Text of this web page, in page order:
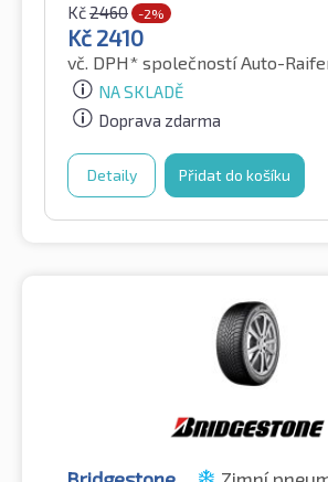
Kč2460 -2%
Kč 2410
vč. DPH* společností Auto-
NA SKLADĚ
Doprava zdarma
Detaily Přidat do košíku